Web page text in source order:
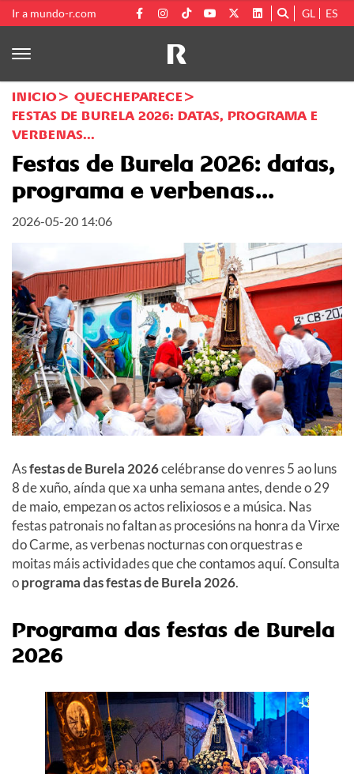
Ir a mundo-r.com GL ES
INICIO
QUECHEPARECE
FESTAS DE BURELA 2026: DATAS, PROGRAMA E
VERBENAS...
Festas de Burela 2026: datas,
programa e verbenas...
2026-05-20 14:06
Asfestas de Burela 2026celébranse do venres 5 ao luns
8 de xuño, aínda que xa unha semana antes, dende o 29
de maio, empezan os actos relixiosos e a música. Nas
festas patronais no faltan as procesións na honra da Virxe
do Carme, as verbenas nocturnas con orquestras e
moitas máis actividades que che contamos aquí. Consulta
oprograma das festas de Burela 2026.
Programa das festas de Burela
2026